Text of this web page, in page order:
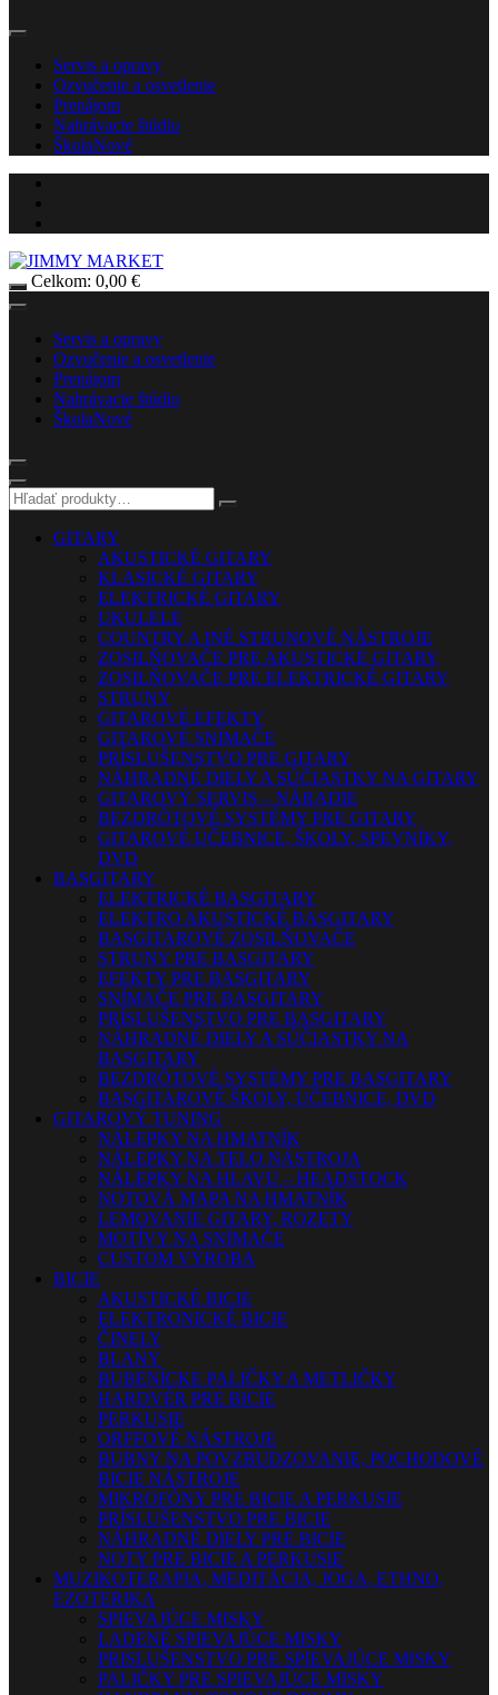
Servis a opravy
Ozvučenie a osvetlenie
Prenájom
Nahrávacie štúdio
ŠkolaNové
Celkom: 0,00 €
Servis a opravy
Ozvučenie a osvetlenie
Prenájom
Nahrávacie štúdio
ŠkolaNové
GITARY
AKUSTICKÉ GITARY
KLASICKÉ GITARY
ELEKTRICKÉ GITARY
UKULELE
COUNTRY A INÉ STRUNOVÉ NÁSTROJE
ZOSILŇOVAČE PRE AKUSTICKÉ GITARY
ZOSILŇOVAČE PRE ELEKTRICKÉ GITARY
STRUNY
GITAROVÉ EFEKTY
GITAROVÉ SNÍMAČE
PRÍSLUŠENSTVO PRE GITARY
NÁHRADNÉ DIELY A SÚČIASTKY NA GITARY
GITAROVÝ SERVIS – NÁRADIE
BEZDRÔTOVÉ SYSTÉMY PRE GITARY
GITAROVÉ UČEBNICE, ŠKOLY, SPEVNÍKY,
DVD
BASGITARY
ELEKTRICKÉ BASGITARY
ELEKTRO AKUSTICKÉ BASGITARY
BASGITAROVÉ ZOSILŇOVAČE
STRUNY PRE BASGITARY
EFEKTY PRE BASGITARY
SNÍMAČE PRE BASGITARY
PRÍSLUŠENSTVO PRE BASGITARY
NÁHRADNÉ DIELY A SÚČIASTKY NA
BASGITARY
BEZDRÔTOVÉ SYSTÉMY PRE BASGITARY
BASGITAROVÉ ŠKOLY, UČEBNICE, DVD
GITAROVÝ TUNING
NÁLEPKY NA HMATNÍK
NÁLEPKY NA TELO NÁSTROJA
NÁLEPKY NA HLAVU – HEADSTOCK
NOTOVÁ MAPA NA HMATNÍK
LEMOVANIE GITARY, ROZETY
MOTÍVY NA SNÍMAČE
CUSTOM VÝROBA
BICIE
AKUSTICKÉ BICIE
ELEKTRONICKÉ BICIE
ČINELY
BLANY
BUBENÍCKE PALIČKY A METLIČKY
HARDVÉR PRE BICIE
PERKUSIE
ORFFOVÉ NÁSTROJE
BUBNY NA POVZBUDZOVANIE, POCHODOVÉ
BICIE NÁSTROJE
MIKROFÓNY PRE BICIE A PERKUSIE
PRÍSLUŠENSTVO PRE BICIE
NÁHRADNÉ DIELY PRE BICIE
NOTY PRE BICIE A PERKUSIE
MUZIKOTERAPIA, MEDITÁCIA, JOGA, ETHNO,
EZOTERIKA
SPIEVAJÚCE MISKY
LADENÉ SPIEVAJÚCE MISKY
PRISLUŠENSTVO PRE SPIEVAJÚCE MISKY
PALIČKY PRE SPIEVAJÚCE MISKY